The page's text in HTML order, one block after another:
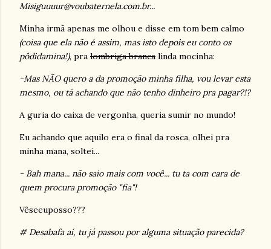
Misiguuuur@voubaternela.com.br...
Minha irmã apenas me olhou e disse em tom bem calmo
(coisa que ela não é assim, mas isto depois eu conto os
pôdidamina!), pra lombriga branca linda mocinha:
-Mas NÃO quero a da promoção minha filha, vou levar esta
mesmo, ou tá achando que não tenho dinheiro pra pagar?!?
A guria do caixa de vergonha, queria sumir no mundo!
Eu achando que aquilo era o final da rosca, olhei pra
minha mana, soltei...
- Bah mana... não saio mais com você... tu ta com cara de
quem procura promoção "fia"!
Vêseeuposso???
# Desabafa aí, tu já passou por alguma situação parecida?